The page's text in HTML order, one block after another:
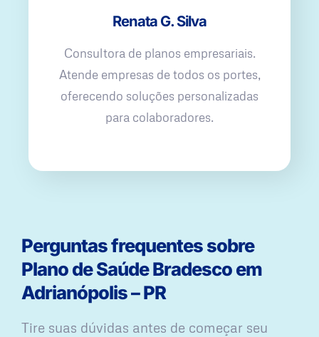
Renata G. Silva
Consultora de planos empresariais.
Atende empresas de todos os portes,
oferecendo soluções personalizadas
para colaboradores.
Perguntas frequentes sobre
Plano de Saúde Bradesco em
Adrianópolis – PR
Tire suas dúvidas antes de começar seu